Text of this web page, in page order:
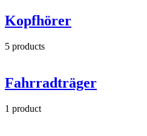
Kopfhörer
5 products
Fahrradträger
1 product